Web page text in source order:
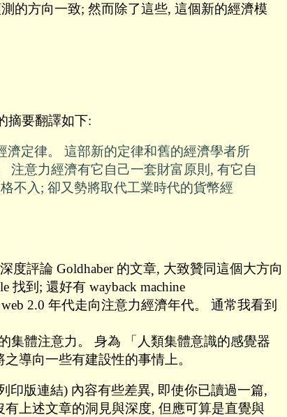
的方向一致; 然而除了這些, 這個新的經濟模
摘要翻譯如下:
定律。 這部新的定律和舊的經濟學者所
注意力經濟有它自己一套財富原則, 有它自
不入; 卻又勢將取代工業時代的貨幣經
深度評論 Goldhaber 的文章, 大致贊同這個大方向
到; 還好有 wayback machine
2.0 年代走向注意力經濟年代。 通常我看到
集體注意力。 身為 「人類集體意識的感覺器
導向一些有建設性的事情上。
印版連結) 內容有些差異, 即使你已讀過一篇,
有上述文章的洞見與深度, 但應可算是直覺與